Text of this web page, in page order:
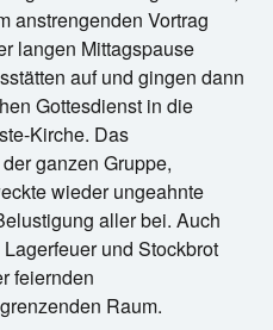
anstrengenden Vortrag
langen Mittagspause
auf und gingen dann
Gottesdienst in die
Kirche. Das
ganzen Gruppe,
wieder ungeahnte
aller bei. Auch
und Stockbrot
feiernden
Raum.